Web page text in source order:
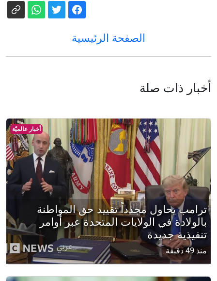
الصفحة الرئيسية
أخبار ذات صلة
أخبار عالميّة
ترامب يحاول مجدداً تقييد حق المواطنة
بالولادة في الولايات المتحدة عبر أوامر
تنفيذية جديدة
منذ 49 دقيقة